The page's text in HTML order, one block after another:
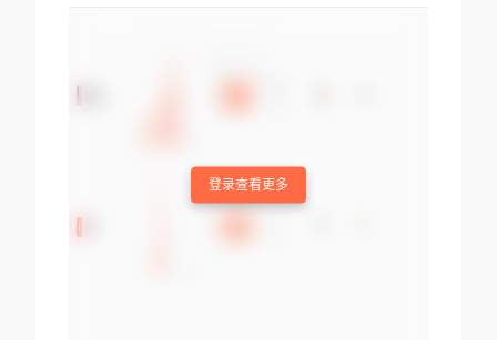
登录查看更多